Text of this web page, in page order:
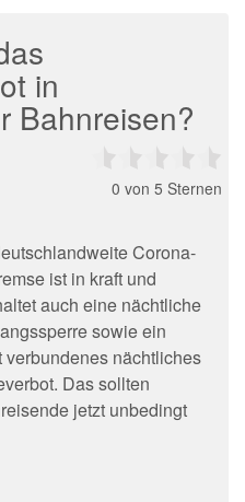
in
Bahnreisen?
0 von 5 Sternen
Corona-
ist in kraft und
auch eine nächtliche
sowie ein
verbundenes nächtliches
Das sollten
jetzt unbedingt